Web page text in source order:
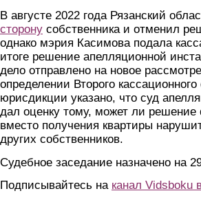
В августе 2022 года Рязанский
сторону собственника и отменил
однако мэрия Касимова подала
итоге решение апелляционной
дело отправлено на новое
определении Второго
юрисдикции указано, что суд
дал оценку тому, может ли решение
вместо получения квартиры
других собственников.
Судебное заседание назначено на
Подписывайтесь на канал Vidsboku